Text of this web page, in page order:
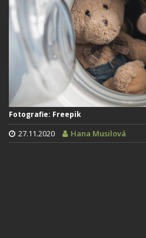
Fotografie: Freepik
27.11.2020 Hana Musilová